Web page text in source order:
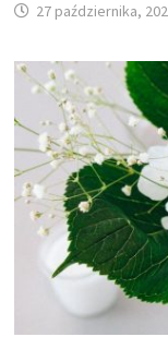
27 października,